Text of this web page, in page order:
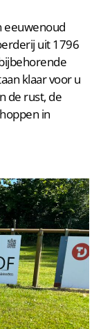
eeuwenoud
uit 1796
klaar voor u
de rust, de
in